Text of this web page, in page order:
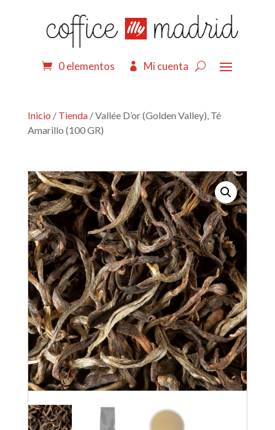
0 elementos Mi cuenta
Inicio / Tienda/ Vallée D’or (Golden Valley), Té
Amarillo (100 GR)